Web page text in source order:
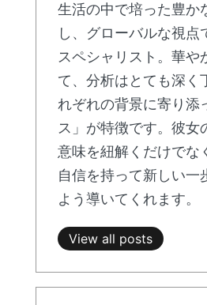
生活の中で培った豊か
し、グローバルな視点
スペシャリスト。華や
て、分析はとても深く
れぞれの背景に寄り添
ス」が特徴です。彼女
意味を紐解くだけでな
自信を持って新しい一
よう導いてくれます。
View all posts